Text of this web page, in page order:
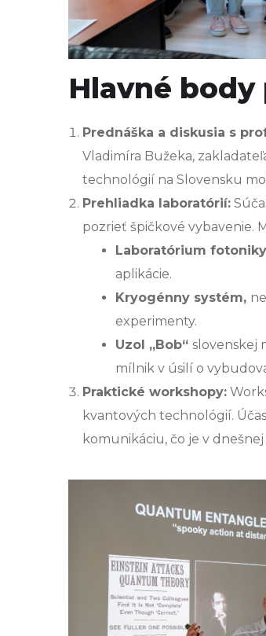
Hlavné
Prednáška a diskusia s
Vladimíra Bužeka,
technológií na Slovensku
Prehliadka laboratórií:
pozrieť špičkové vybavenie.
Laboratórium fotoniky
aplikácie.
Kryogénny systém,
experimenty.
Uzol „Bob“ slovenskej
mílnik v úsilí o
Praktické workshopy:
kvantových technológií.
komunikáciu, čo je v